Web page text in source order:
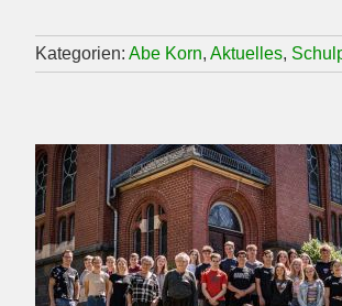
Kategorien: Abe Korn, Aktuelles,